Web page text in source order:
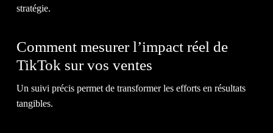
stratégie.
Comment mesurer l’impact réel de
TikTok sur vos ventes
Un suivi précis permet de transformer les efforts en résultats
tangibles.